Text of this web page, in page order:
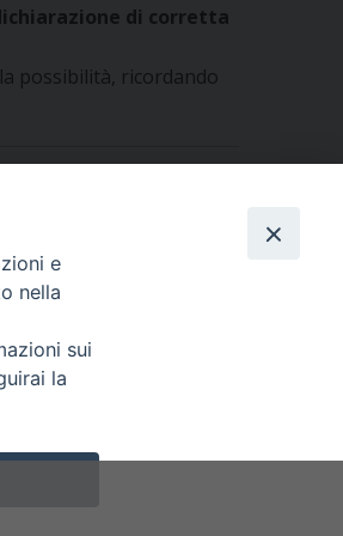
di corretta
possibilità, ricordando
e
nella
sui
la